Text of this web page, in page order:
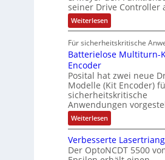
m
a
t
i
o
g
e
w
ä
h
t
t
s
k
f
t
e
e
r
A
z
t
e
l
e
ä
l
t
S
c
h
u
t
z
l
seiner Drive Controller
Weiterlesen:
S
n
s
l
o
s
e
F
a
n
g
s
c
Für sicherheitskritische
Batterielose Multiturn-
Encoder
Posital hat zwei neue
Modelle (Kit Encoder)
sicherheitskritische
Anwendungen
Weiterlesen:
B
t
t
Verbesserte
Der OptoNCDT 5500